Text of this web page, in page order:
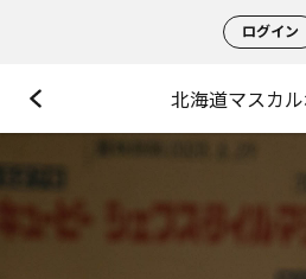
ログイン
北海道マスカ